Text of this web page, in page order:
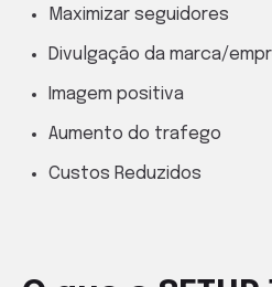
Maximizar seguidores
Divulgação da marca/
Imagem positiva
Aumento do trafego
Custos Reduzidos